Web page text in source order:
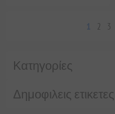
Κατηγορίες
Δημοφιλεις ετικετες
1 2 3